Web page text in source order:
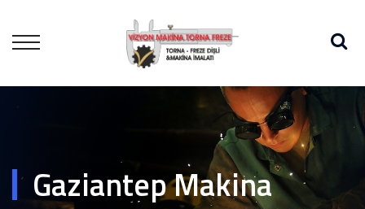
Gaziantep Makina